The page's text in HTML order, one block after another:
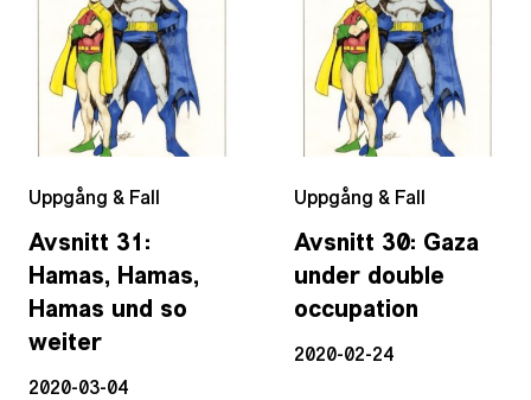
Uppgång & Fall
Avsnitt 31:
Hamas, Hamas,
Hamas und so
weiter
2020-03-04
Uppgång & Fall
Avsnitt 30: Gaza
under double
occupation
2020-02-24